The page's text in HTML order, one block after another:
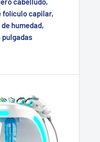
folículo capilar,
humedad,
pulgadas